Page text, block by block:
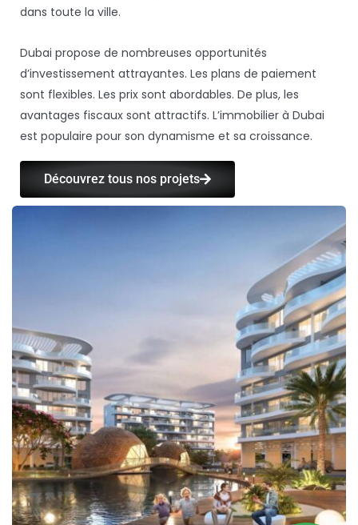
dans toute la ville.
Dubai propose de nombreuses opportunités
d’investissement attrayantes. Les plans de paiement
sont flexibles. Les prix sont abordables. De plus, les
avantages fiscaux sont attractifs. L’immobilier à Dubai
est populaire pour son dynamisme et sa croissance.
Découvrez tous nos projets